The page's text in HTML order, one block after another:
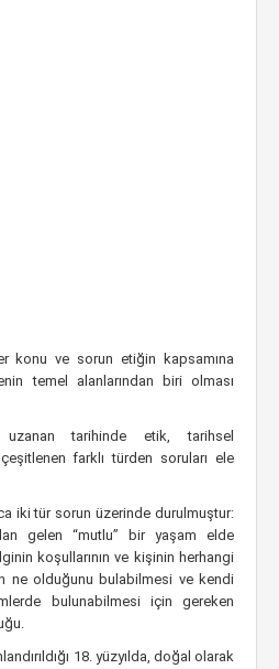
konu ve sorun etiğin kapsamına
temel alanlarından biri olması
uzanan tarihinde etik, tarihsel
farklı türden soruları ele
iki tür sorun üzerinde durulmuştur:
gelen “mutlu” bir yaşam elde
koşullarının ve kişinin herhangi
ne olduğunu bulabilmesi ve kendi
bulunabilmesi için gereken
18. yüzyılda, doğal olarak